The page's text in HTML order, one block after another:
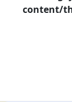
content/